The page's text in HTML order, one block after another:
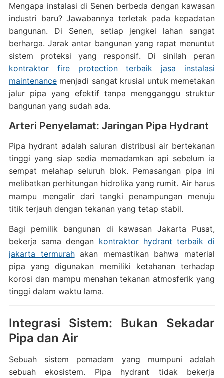
Mengapa instalasi di Senen berbeda dengan kawasan
industri baru? Jawabannya terletak pada kepadatan
bangunan. Di Senen, setiap jengkel lahan sangat
berharga. Jarak antar bangunan yang rapat menuntut
sistem proteksi yang responsif. Di sinilah peran
kontraktor fire protection terbaik jasa instalasi
maintenancemenjadi sangat krusial untuk memetakan
jalur pipa yang efektif tanpa mengganggu struktur
bangunan yang sudah ada.
Arteri Penyelamat: Jaringan Pipa Hydrant
Pipa hydrant adalah saluran distribusi air bertekanan
tinggi yang siap sedia memadamkan api sebelum ia
sempat melahap seluruh blok. Pemasangan pipa ini
melibatkan perhitungan hidrolika yang rumit. Air harus
mampu mengalir dari tangki penampungan menuju
titik terjauh dengan tekanan yang tetap stabil.
Bagi pemilik bangunan di kawasan Jakarta Pusat,
bekerja sama dengan kontraktor hydrant terbaik di
jakarta termurahakan memastikan bahwa material
pipa yang digunakan memiliki ketahanan terhadap
korosi dan mampu menahan tekanan atmosferik yang
tinggi dalam waktu lama.
Integrasi Sistem: Bukan Sekadar
Pipa dan Air
Sebuah sistem pemadam yang mumpuni adalah
sebuah ekosistem. Pipa hydrant tidak bekerja